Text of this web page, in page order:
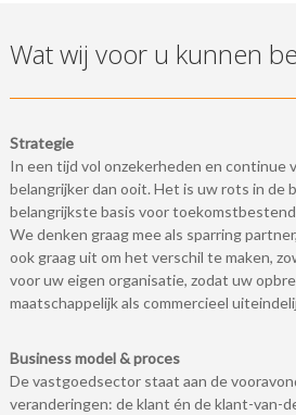
Wat wij voor u kunnen
Strategie
In een tijd vol onzekerheden en continue
belangrijker dan ooit. Het is uw rots in de
belangrijkste basis voor
We denken graag mee als sparring
ook graag uit om het verschil te maken,
voor uw eigen organisatie, zodat uw
maatschappelijk als commercieel
Business model & proces
De vastgoedsector staat aan de
veranderingen: de klant én de klant-van-